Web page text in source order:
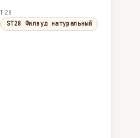
ST28 Филвуд натуральный